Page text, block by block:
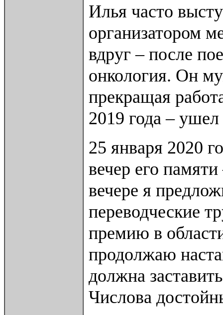
Илья часто
организатором
вдруг – после
онкология. Он
прекращая
2019 года –
25 января 2020
вечер его
вечере я
переводческие
премию в
продолжаю
должна
Числова